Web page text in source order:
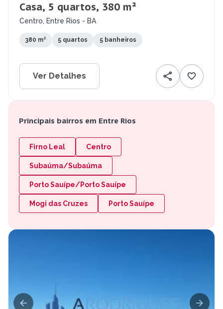
Casa, 5 quartos, 380 m²
Centro, Entre Rios - BA
380 m² 5 quartos 5 banheiros
Ver Detalhes
Principais bairros em Entre Rios
Firno Leal Centro
Subaúma/Subaúma
Porto Sauípe/Porto Sauípe
Mogi das Cruzes Porto Sauípe